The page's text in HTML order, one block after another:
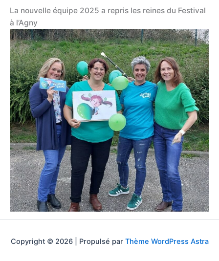
La nouvelle équipe 2025 a repris les reines du Festival
à l’Agny
Copyright © 2026 | Propulsé par Thème WordPress Astra